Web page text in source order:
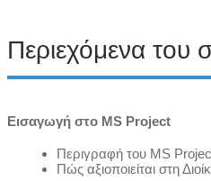
Περιεχόμενα του
Εισαγωγή στο MS Project
Περιγραφή του MS
Πώς αξιοποιείται στη